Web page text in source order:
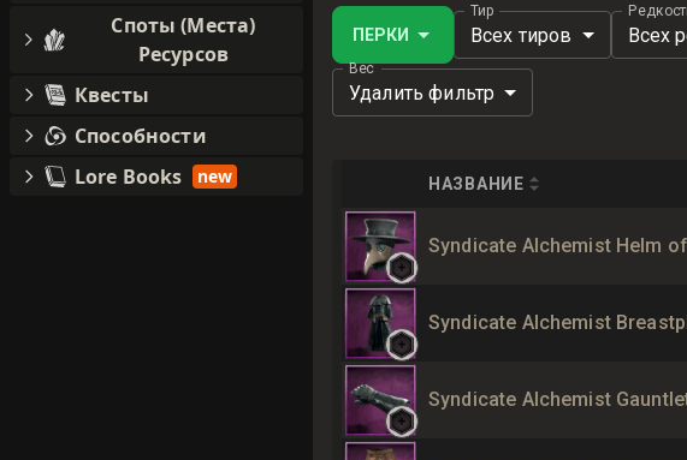
ПЕРКИ
Тир
Всех тиров Всех
Вес
Удалить фильтр
НАЗВАНИЕ
Syndicate Alchemist Helm
Syndicate Alchemist
Syndicate Alchemist
Споты (Места)
Ресурсов
Квесты
Способности
Lore Books
new